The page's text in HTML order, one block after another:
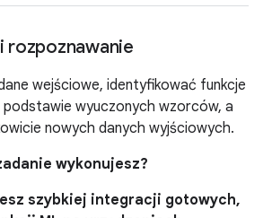
rozpoznawanie
wejściowe, identyfikować funkcje
podstawie wyuczonych wzorców, a
nowych danych wyjściowych.
wykonujesz?
szybkiej integracji gotowych,